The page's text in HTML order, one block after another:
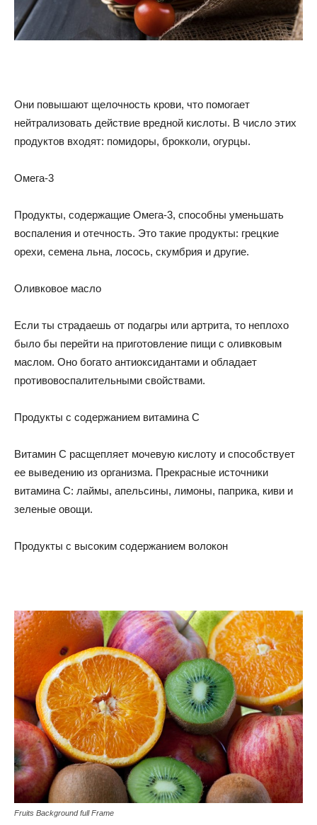
Они повышают щелочность крови, что помогает
нейтрализовать действие вредной кислоты. В число этих
продуктов входят: помидоры, брокколи, огурцы.
Омега-3
Продукты, содержащие Омега-3, способны уменьшать
воспаления и отечность. Это такие продукты: грецкие
орехи, семена льна, лосось, скумбрия и другие.
Оливковое масло
Если ты страдаешь от подагры или артрита, то неплохо
было бы перейти на приготовление пищи с оливковым
маслом. Оно богато антиоксидантами и обладает
противовоспалительными свойствами.
Продукты с содержанием витамина С
Витамин С расщепляет мочевую кислоту и способствует
ее выведению из организма. Прекрасные источники
витамина С: лаймы, апельсины, лимоны, паприка, киви и
зеленые овощи.
Продукты с высоким содержанием волокон
Fruits Background full Frame